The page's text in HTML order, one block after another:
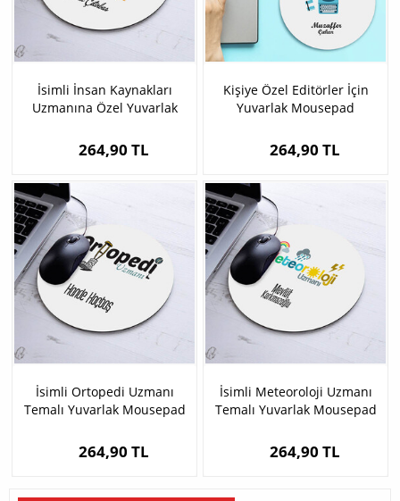
İsimli İnsan Kaynakları
Uzmanına Özel Yuvarlak
264,90 TL
Kişiye Özel Editörler İçin
Yuvarlak Mousepad
264,90 TL
İsimli Ortopedi Uzmanı
Temalı Yuvarlak Mousepad
264,90 TL
İsimli Meteoroloji Uzmanı
Temalı Yuvarlak Mousepad
264,90 TL